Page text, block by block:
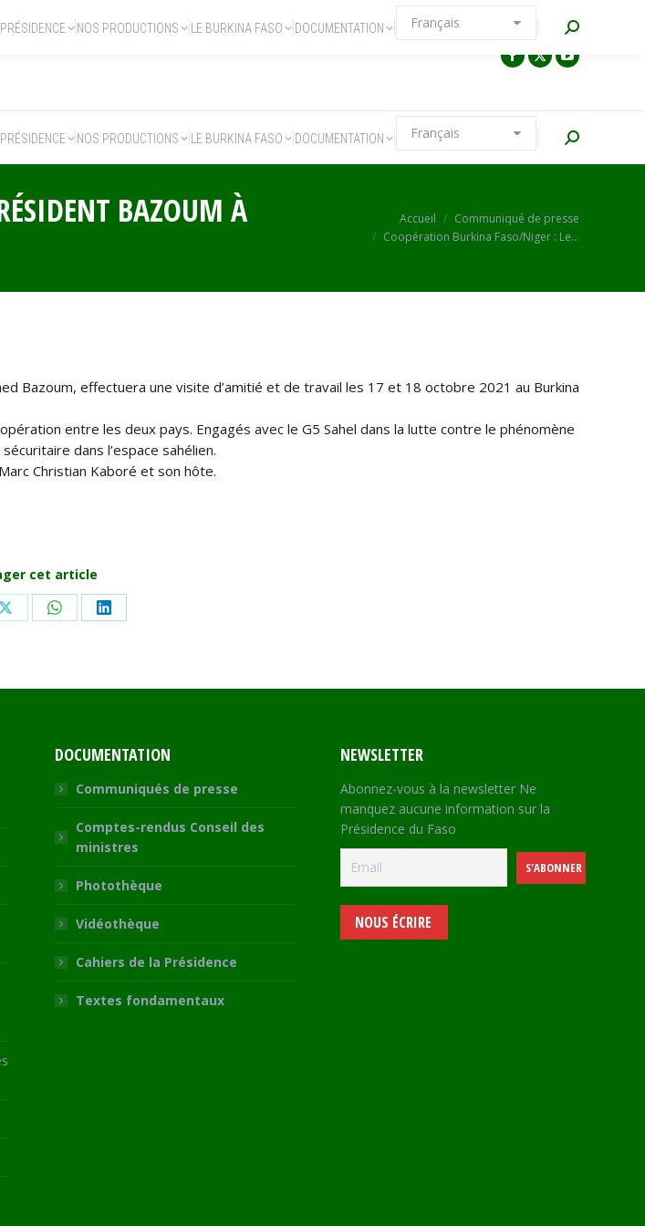
NOS PRODUCTIONS LE BURKINA FASO DOCUMENTATION Recherche
BAZOUM À
Accueil
Communiqué de presse
Coopération Burkina Faso/Niger : Le…
Bazoum, effectuera une visite d’amitié et de travail les 17 et 18 octobre 2021 au Burkina
entre les deux pays. Engagés avec le G5 Sahel dans la lutte contre le phénomène
dans l’espace sahélien.
Christian Kaboré et son hôte.
cet article
Share Share Share
DOCUMENTATION
Communiqués de presse
Comptes-rendus Conseil des
ministres
Photothèque
Vidéothèque
Cahiers de la Présidence
Textes fondamentaux
NEWSLETTER
Abonnez-vous à la newsletter Ne
manquez aucune information sur la
Présidence du Faso
NOUS ÉCRIRE
NOS PRODUCTIONS LE BURKINA FASO DOCUMENTATION Recherche